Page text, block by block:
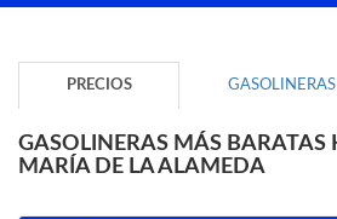
PRECIOS GASOLINERAS
GASOLINERAS MÁS BARATAS
MARÍA DE LA ALAMEDA